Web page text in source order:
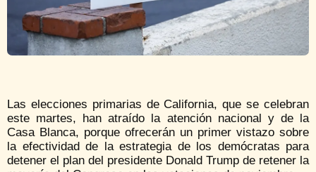
Las elecciones primarias de California, que se celebran
este martes, han atraído la atención nacional y de la
Casa Blanca, porque ofrecerán un primer vistazo sobre
la efectividad de la estrategia de los demócratas para
detener el plan del presidente Donald Trump de retener la